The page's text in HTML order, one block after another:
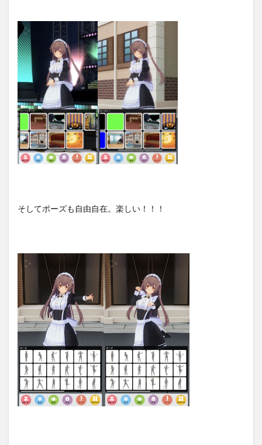
そしてポーズも自由自在。楽しい！！！